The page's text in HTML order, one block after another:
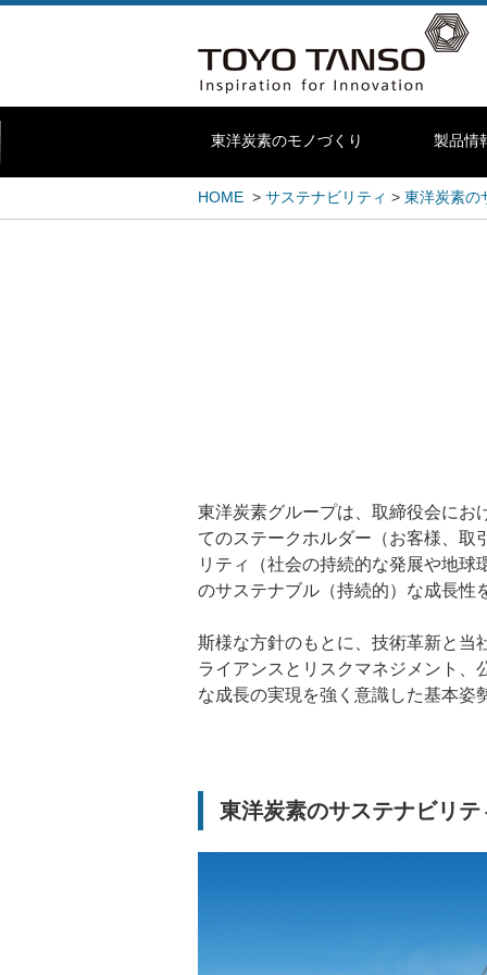
東洋炭素のモノづくり 製品情
HOME > サステナビリティ > 東洋炭素の
東洋炭素グループは、取締役会にお
てのステークホルダー（お客様、取
リティ（社会の持続的な発展や地
のサステナブル（持続的）な成長性
斯様な方針のもとに、技術革新と当
ライアンスとリスクマネジメント、
な成長の実現を強く意識した基本姿
東洋炭素のサステナビリテ